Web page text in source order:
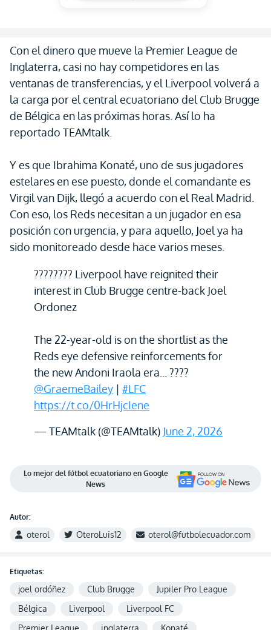
Con el dinero que mueve la Premier League de
Inglaterra, casi no hay competidores en las
ventanas de transferencias, y el Liverpool volverá a
la carga por el central ecuatoriano del Club Brugge
de Bélgica en las próximas horas. Así lo ha
reportado TEAMtalk.
Y es que Ibrahima Konaté, uno de sus jugadores
estelares en ese puesto, donde el comandante es
Virgil van Dijk, llegó a acuerdo con el Real Madrid.
Con eso, los Reds necesitan a un jugador en esa
posición con urgencia, y para aquello, Joel ya ha
sido monitoreado desde hace varios meses.
???????? Liverpool have reignited their
interest in Club Brugge centre-back Joel
Ordonez
The 22-year-old is on the shortlist as the
Reds eye defensive reinforcements for
the new Andoni Iraola era... ????
@GraemeBailey | #LFC
https://t.co/0HrHjcIene
— TEAMtalk (@TEAMtalk) June 2, 2026
Lo mejor del fútbol ecuatoriano en Google
News
Autor:
oterol OteroLuis12 oterol@futbolecuador.com
Etiquetas:
joel ordóñez Club Brugge
Jupiler Pro League
Bélgica
Liverpool
Liverpool FC
Premier League
inglaterra Konaté